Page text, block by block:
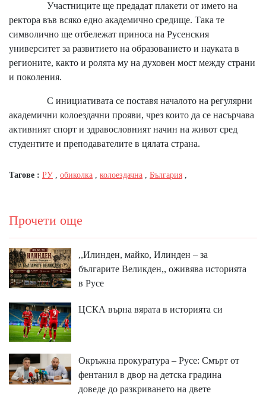
Участниците ще предадат плакети от името на
ректора във всяко едно академично средище. Така те
символично ще отбележат приноса на Русенския
университет за развитието на образованието и науката в
регионите, както и ролята му на духовен мост между страни
и поколения.
С инициативата се поставя началото на регулярни
академични колоездачни прояви, чрез които да се насърчава
активният спорт и здравословният начин на живот сред
студентите и преподавателите в цялата страна.
Тагове : РУ , обиколка , колоездачна , България ,
Прочети още
,,Илинден, майко, Илинден – за
българите Великден,, оживява историята
в Русе
ЦСКА върна вярата в историята си
Окръжна прокуратура – Русе: Смърт от
фентанил в двор на детска градина
доведе до разкриването на двете